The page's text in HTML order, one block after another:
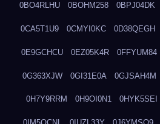
0BO4RLHU 0BOHM258 0BPJ04DK
0CA5T1U9 0CMYI0KC 0D38QEGH
0E9GCHCU 0EZ05K4R 0FFYUM84
0G363XJW 0GI31E0A 0GJSAH4M
0H7Y9RRM 0H9OI0N1 0HYK5SEI